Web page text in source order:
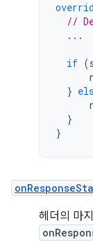
//
...
if (
}
}
}
헤더의 마